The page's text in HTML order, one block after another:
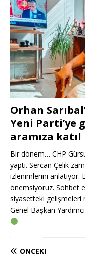
Orhan
Yeni Parti’ye
aramıza katıl
Bir dönem… CHP
yaptı. Sercan Çelik
izlenimlerini anlatıyor.
önemsiyoruz. Sohbet
siyasetteki gelişmeleri
Genel Başkan
ÖNCEKI